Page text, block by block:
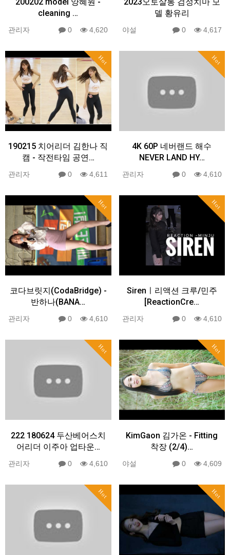
cleaning …
관리자 0 4,620
델 황유리
야설 0 4,617
Hot
190215 치어리더 김한나 직
캠 - 작전타임 공연…
관리자 0 4,611
Hot
4K 60P 네버랜드 해수
NEVER LAND HY…
관리자 0 4,610
Hot
코다브릿지(CodaBridge) -
반하나(BANA…
관리자 0 4,610
Hot
Sirenㅣ리액션 크루/민주
[ReactionCre…
관리자 0 4,610
Hot
222 180624 두산베어스치
어리더 이주아 업타운…
관리자 0 4,610
Hot
KimGaon 김가온 - Fitting
착장 (2/4)…
야설 0 4,609
Hot Hot